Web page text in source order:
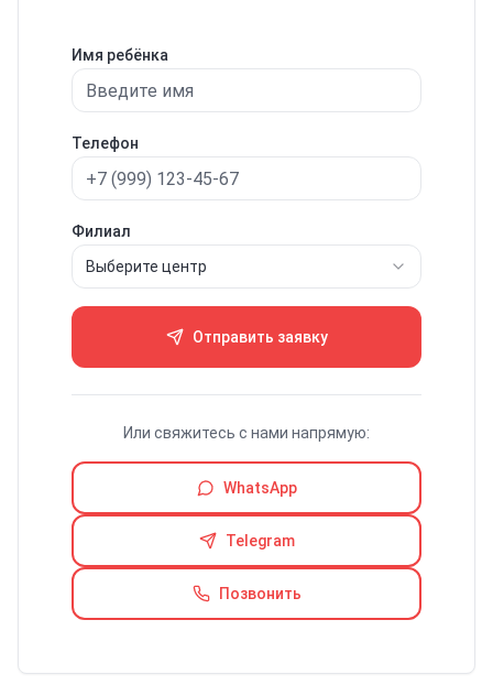
Имя ребёнка
Телефон
Филиал
Выберите центр
Отправить заявку
Или свяжитесь с нами напрямую:
WhatsApp
Telegram
Позвонить